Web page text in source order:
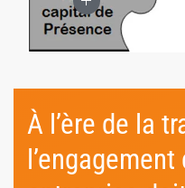
À l’ère de la